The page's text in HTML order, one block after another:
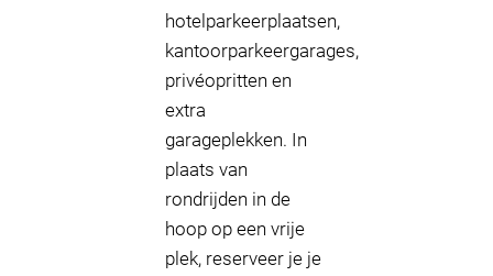
hotelparkeerplaatsen,
kantoorparkeergarages,
privéopritten en
extra
garageplekken. In
plaats van
rondrijden in de
hoop op een vrije
plek, reserveer je je